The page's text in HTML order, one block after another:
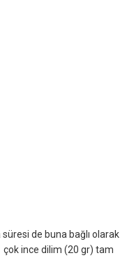
de buna bağlı olarak
çok ince dilim (20 gr) tam